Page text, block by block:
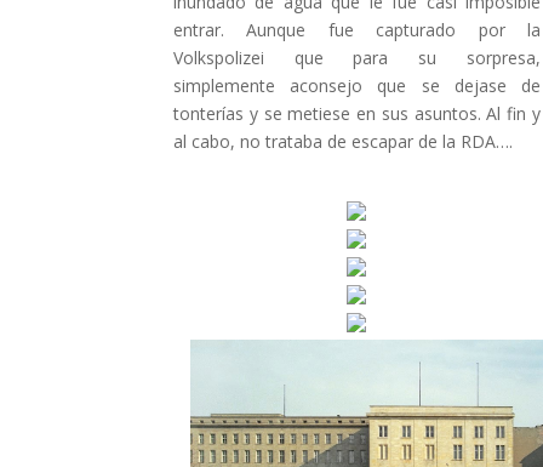
entrar. Aunque fue capturado por la
Volkspolizei que para su sorpresa,
simplemente aconsejo que se dejase de
tonterías y se metiese en sus asuntos. Al fin y
al cabo, no trataba de escapar de la RDA….